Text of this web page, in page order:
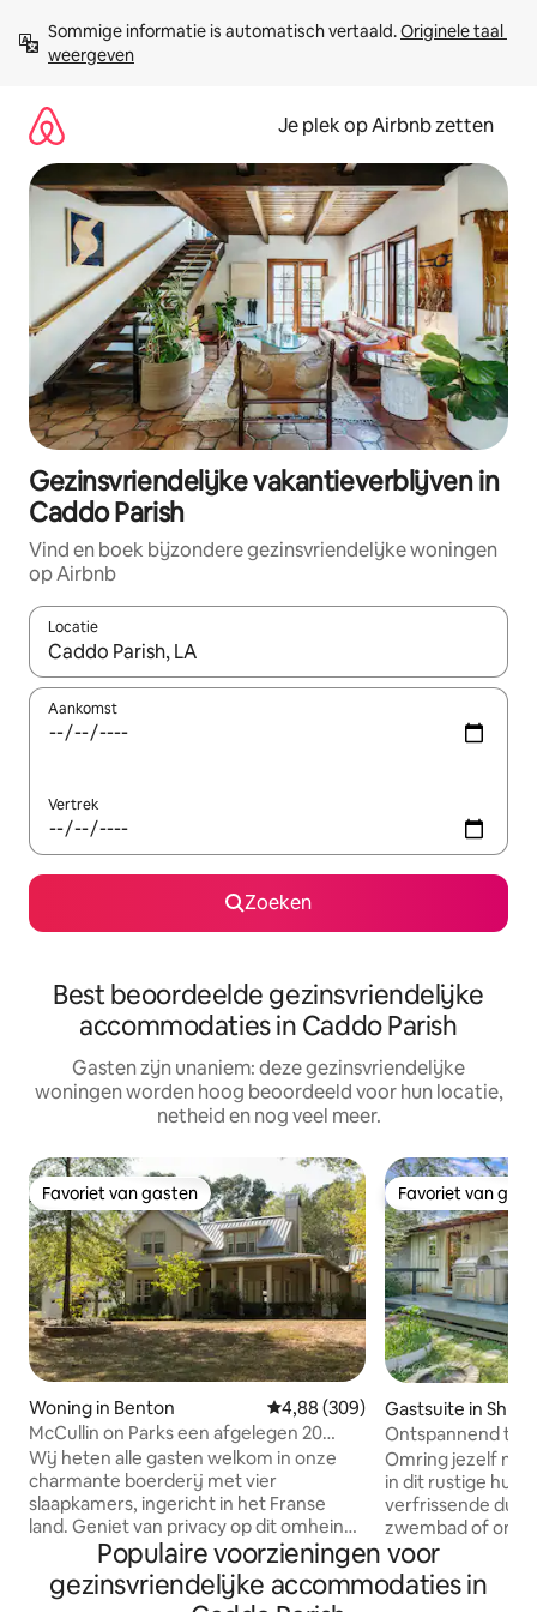
direct
naar
Sommige informatie is automatisch vertaald. Originele taal
weergeven
Je plek op Airbnb zetten
Gezinsvriendelijke vakantieverblijven in
Caddo Parish
Vind en boek bijzondere gezinsvriendelijke woningen
op Airbnb
Locatie
Wanneer er resultaten beschikbaar zijn, maak je een keuze
Aankomst
Vertrek
Zoeken
Best beoordeelde gezinsvriendelijke
accommodaties in Caddo Parish
Gasten zijn unaniem: deze gezinsvriendelijke
woningen worden hoog beoordeeld voor hun locatie,
netheid en nog veel meer.
Favoriet van gasten
Favoriet van gasten
Woning in Benton Gemiddelde beoordeling van
4,88 (309)
McCullin on Parks een afgelegen 20
hectare
Wij heten alle gasten welkom in onze
charmante boerderij met vier
slaapkamers, ingericht in het Franse
land. Geniet van privacy op dit omheinde
terrein van 20 hectare met genoeg
parkeerplek voor voertuigen en boten.
Centraal gelegen ten opzichte van alle
Favoriet van
Favoriet van
Gastsuite in
Ontspannend
Omring jezelf
in dit rustige
verfrissende duik
zwembad of
Trakteer jezelf
klusjes! Je
snelle
Populaire voorzieningen voor
gezinsvriendelijke accommodaties in